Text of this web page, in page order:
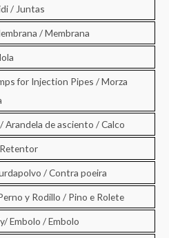
/ Juntas
/ Membrana
for Injection Pipes / Morza
Arandela de asciento / Calco
/ Contra poeira
y Rodillo / Pino e Rolete
Embolo / Embolo